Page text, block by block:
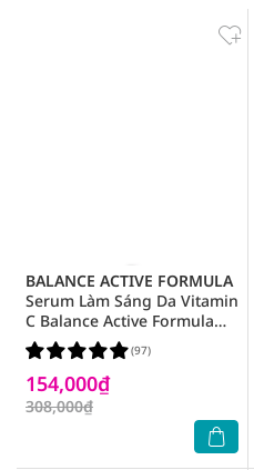
BALANCE ACTIVE FORMULA
Serum Làm Sáng Da Vitamin
C Balance Active Formula
30ml
154,000₫
308,000₫
(97)